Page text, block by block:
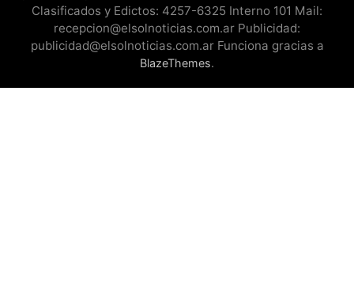
Clasificados y Edictos: 4257-6325 Interno 101 Mail:
recepcion@elsolnoticias.com.ar Publicidad:
publicidad@elsolnoticias.com.ar Funciona gracias a
BlazeThemes.